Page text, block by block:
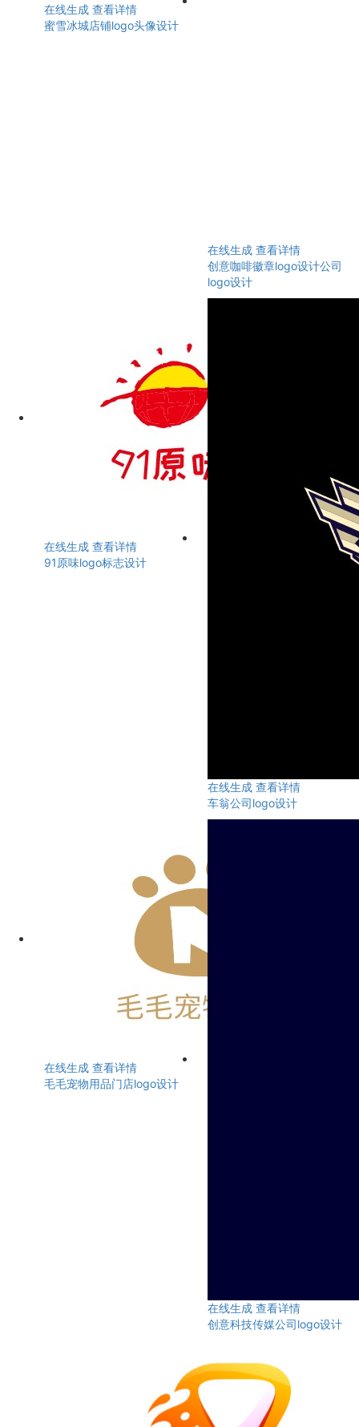
在线生成 查看详情
蜜雪冰城店铺logo头像设计
在线生成 查看详情
创意咖啡徽章logo设计公司
logo设计
在线生成 查看详情
91原味logo标志设计
在线生成 查看详情
车翁公司logo设计
在线生成 查看详情
毛毛宠物用品门店logo设计
在线生成 查看详情
创意科技传媒公司logo设计